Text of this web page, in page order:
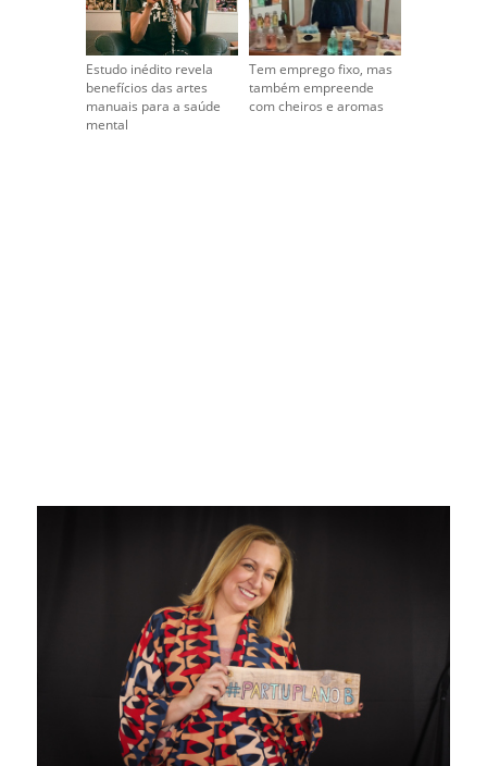
Estudo inédito revela
benefícios das artes
manuais para a saúde
mental
Tem emprego fixo, mas
também empreende
com cheiros e aromas